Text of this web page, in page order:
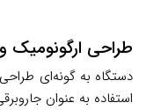
طراحی ارگونومیک
دستگاه به گونه‌ای
استفاده به عنوان